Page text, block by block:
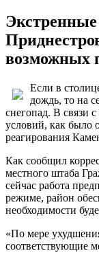
возможных
Если в
дождь, то на
снегопад. В связи
условий, как было
реагирования
Как сообщил
местного штаба
сейчас работа
режиме, район
необходимости
«По мере
соответствующие